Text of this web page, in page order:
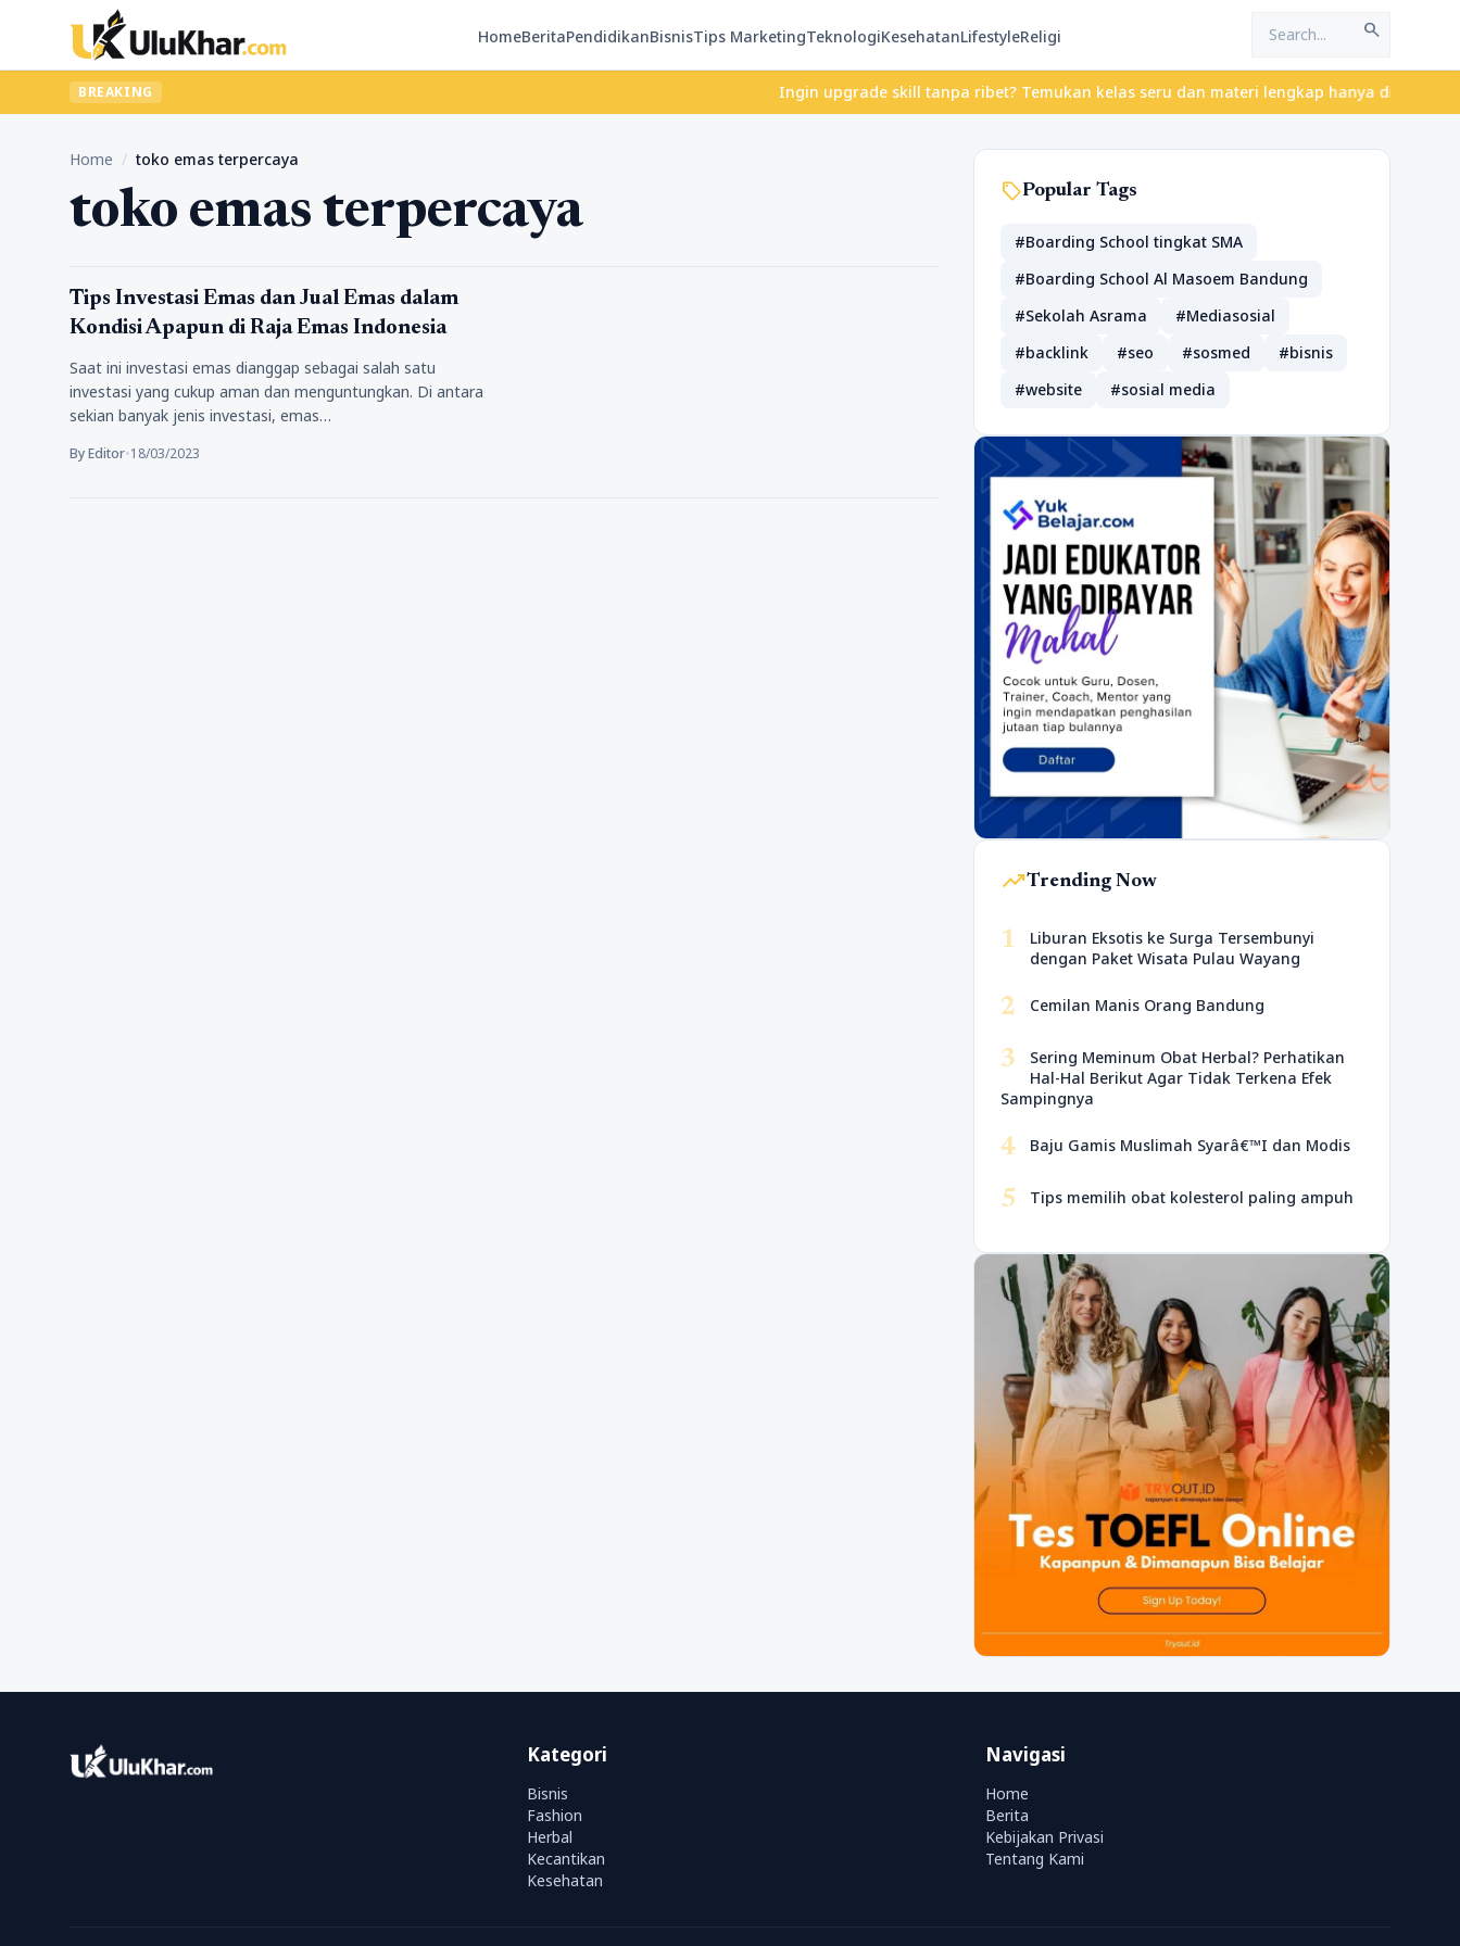
HomeBeritaPendidikanBisnisTips MarketingTeknologiKesehatanLifestyleReligi search
BREAKING Ingin upgrade skill tanpa ribet? Temukan kelas seru dan materi lengkap hanya di
Home / toko emas terpercaya
toko emas terpercaya
Pengalamanku
Tips Investasi Emas dan Jual Emas dalam
Kondisi Apapun di Raja Emas Indonesia
Saat ini investasi emas dianggap sebagai salah satu
investasi yang cukup aman dan menguntungkan. Di antara
sekian banyak jenis investasi, emas…
By Editor•18/03/2023
sellPopular Tags
#Boarding School tingkat SMA
#Boarding School Al Masoem Bandung
#Sekolah Asrama
#Mediasosial
#backlink
#seo #sosmed
#bisnis
#website
#sosial media
trending_upTrending Now
1
Liburan Eksotis ke Surga Tersembunyi
dengan Paket Wisata Pulau Wayang
2 Cemilan Manis Orang Bandung
3
Sering Meminum Obat Herbal? Perhatikan
Hal-Hal Berikut Agar Tidak Terkena Efek
Sampingnya
4 Baju Gamis Muslimah Syarâ€™I dan Modis
5 Tips memilih obat kolesterol paling ampuh
Kategori
Bisnis
Fashion
Herbal
Kecantikan
Kesehatan
Navigasi
Home
Berita
Kebijakan Privasi
Tentang Kami